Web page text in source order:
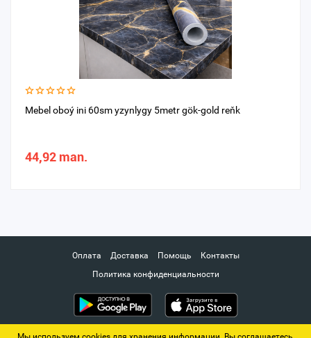
Mebel oboý ini 60sm yzynlygy 5metr gök-gold reňk
44,92 man.
Оплата Доставка Помощь
Контакты
Политика конфиденциальности